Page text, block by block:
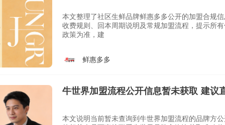
本文整理了社区生鲜品牌鲜惠多多公开的加盟合规
收费规则、回本周期说明及常规加盟流程，提示所
政策为准，建
鲜惠多多
牛世界加盟流程公开信息暂未获取 建议
本文说明当前暂未查询到牛世界加盟流程的品牌方